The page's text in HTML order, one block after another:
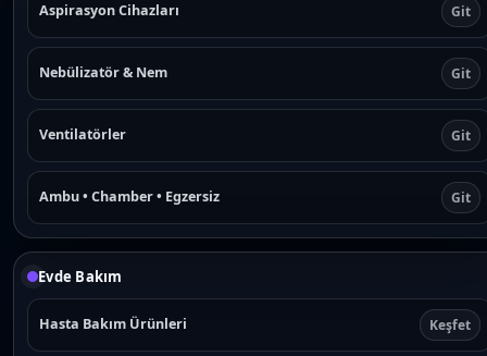
Aspirasyon Cihazları Git
Nebülizatör & Nem Git
Ventilatörler Git
Ambu • Chamber • Egzersiz Git
Evde Bakım
Hasta Bakım Ürünleri Keşfet